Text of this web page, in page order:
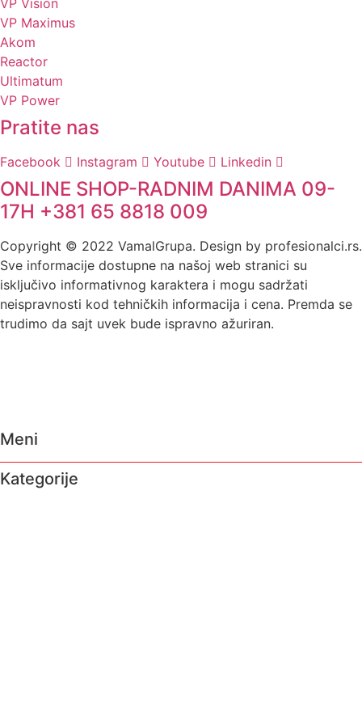
VP Vision
VP Maximus
Akom
Reactor
Ultimatum
VP Power
Pratite nas
Facebook Instagram Youtube Linkedin
ONLINE SHOP-RADNIM DANIMA 09-
17H +381 65 8818 009
Copyright © 2022 VamalGrupa. Design by profesionalci.rs.
Sve informacije dostupne na našoj web stranici su
isključivo informativnog karaktera i mogu sadržati
neispravnosti kod tehničkih informacija i cena. Premda se
trudimo da sajt uvek bude ispravno ažuriran.
Meni
Kategorije